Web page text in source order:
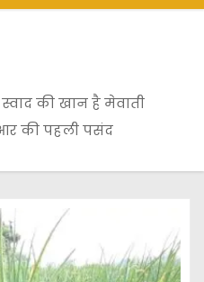
की खान है मेवाती
की पहली पसंद